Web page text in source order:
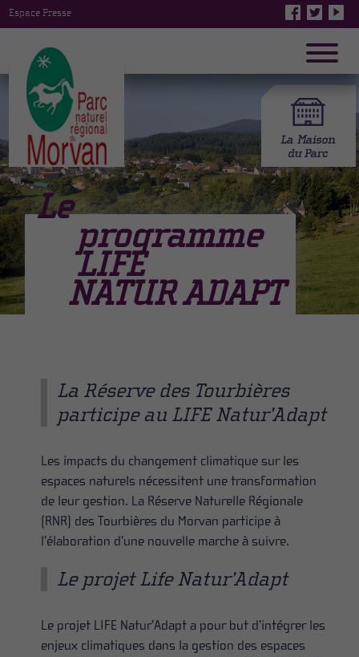
Espace Presse
Le
programme
LIFE
NATUR ADAPT
La Réserve des Tourbières
participe au LIFE Natur’Adapt
Les impacts du changement climatique sur les
espaces naturels nécessitent une transformation
de leur gestion. La Réserve Naturelle Régionale
(RNR) des Tourbières du Morvan participe à
l’élaboration d’une nouvelle marche à suivre.
Le projet Life Natur’Adapt
Le projet LIFE Natur’Adapt a pour but d’intégrer les
enjeux climatiques dans la gestion des espaces